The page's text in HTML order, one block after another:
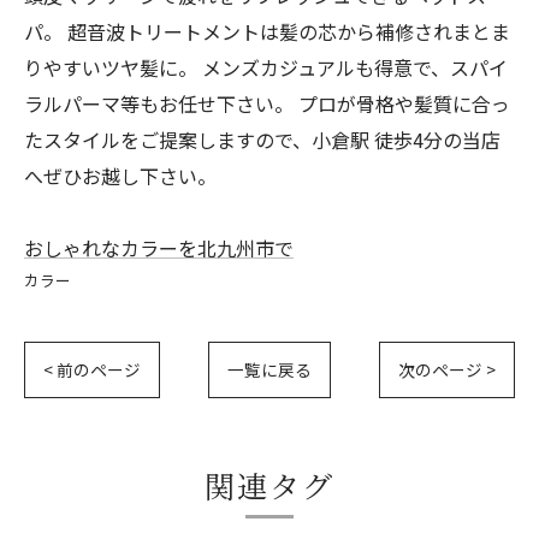
パ。 超音波トリートメントは髪の芯から補修されまとま
りやすいツヤ髪に。 メンズカジュアルも得意で、スパイ
ラルパーマ等もお任せ下さい。 プロが骨格や髪質に合っ
たスタイルをご提案しますので、小倉駅 徒歩4分の当店
へぜひお越し下さい。
おしゃれなカラーを北九州市で
カラー
< 前のページ 一覧に戻る 次のページ >
関連タグ